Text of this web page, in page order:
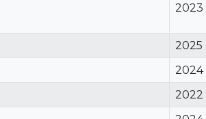
2023
2025
2024
2022